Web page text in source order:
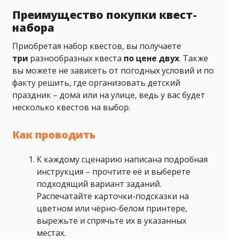
Преимущество покупки квест-
набора
Приобретая набор квестов, вы получаете
три разнообразных квеста по цене двух. Также
вы можете не зависеть от погодных условий и по
факту решить, где организовать детский
праздник – дома или на улице, ведь у вас будет
несколько квестов на выбор.
Как проводить
К каждому сценарию написана подробная
инструкция – прочтите её и выберете
подходящий вариант заданий.
Распечатайте карточки-подсказки на
цветном или чёрно-белом принтере,
вырежьте и спрячьте их в указанных
местах.